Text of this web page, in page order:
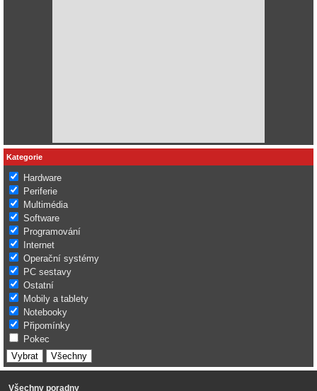
Kategorie
Hardware
Periferie
Multimédia
Software
Programování
Internet
Operační systémy
PC sestavy
Ostatní
Mobily a tablety
Notebooky
Připomínky
Pokec
Všechny poradny